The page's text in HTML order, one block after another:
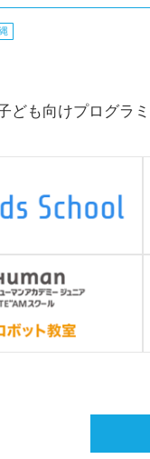
ども向けプログラ